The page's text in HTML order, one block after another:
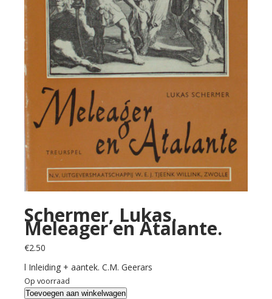
Schermer, Lukas.
Meleager en Atalante.
€2.50
l Inleiding + aantek. C.M. Geerars
Op voorraad
Schermer,
Toevoegen aan winkelwagen